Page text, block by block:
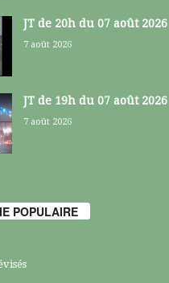
JT de 20h du 07 août 2026
7 août 2026
JT de 19h du 07 août 2026
7 août 2026
POPULAIRE